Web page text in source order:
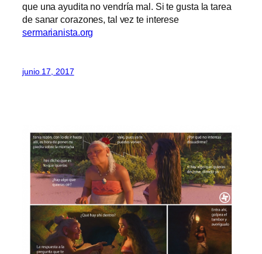
que una ayudita no vendría mal. Si te gusta la tarea
de sanar corazones, tal vez te interese
sermarianista.org
junio 17, 2017